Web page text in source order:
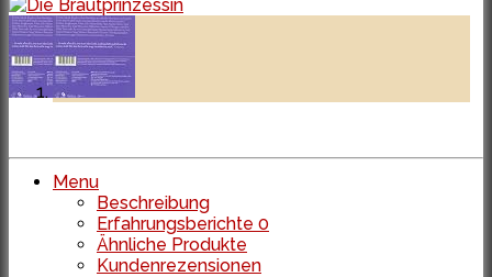
Menu
Beschreibung
Erfahrungsberichte 0
Ähnliche Produkte
Kundenrezensionen